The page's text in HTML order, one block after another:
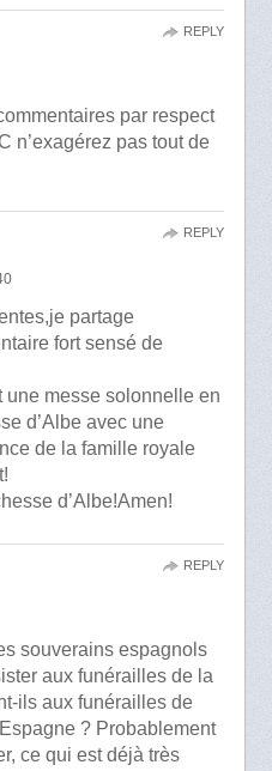
par respect
n’exagérez pas tout de
REPLY
partage
fort sensé de
une messe solonnelle en
d’Albe avec une
de la famille royale
d’Albe!Amen!
REPLY
souverains espagnols
aux funérailles de la
ils aux funérailles de
? Probablement
ce qui est déjà très
REPLY